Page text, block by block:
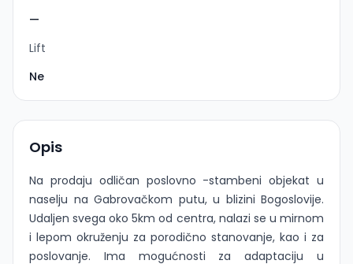
—
Lift
Ne
Opis
Na prodaju odličan poslovno -stambeni objekat u
naselju na Gabrovačkom putu, u blizini Bogoslovije.
Udaljen svega oko 5km od centra, nalazi se u mirnom
i lepom okruženju za porodično stanovanje, kao i za
poslovanje. Ima mogućnosti za adaptaciju u